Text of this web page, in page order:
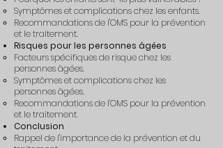
Symptômes et complications chez les enfants.
Recommandations de l'OMS pour la prévention
et le traitement.
Risques pour les personnes âgées
Facteurs spécifiques de risque chez les
personnes âgées.
Symptômes et complications chez les
personnes âgées.
Recommandations de l'OMS pour la prévention
et le traitement.
Conclusion
Rappel de l'importance de la prévention et du